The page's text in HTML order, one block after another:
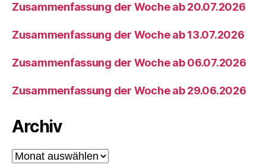
Zusammenfassung der Woche ab 20.07.2026
Zusammenfassung der Woche ab 13.07.2026
Zusammenfassung der Woche ab 06.07.2026
Zusammenfassung der Woche ab 29.06.2026
Archiv
Archiv